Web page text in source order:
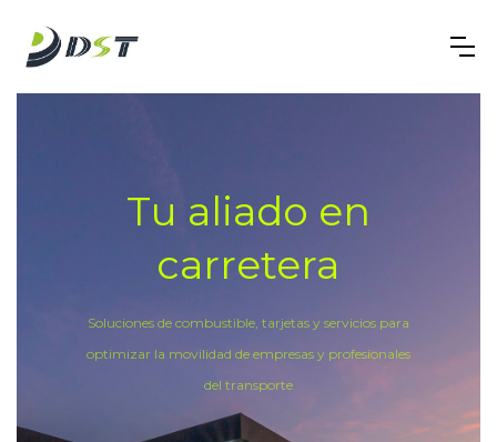
Tu aliado en
carretera
Soluciones de combustible, tarjetas y servicios para
optimizar la movilidad de empresas y profesionales
del transporte